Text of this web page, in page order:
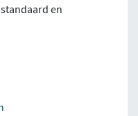
en